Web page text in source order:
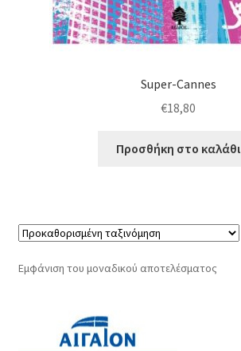
Super-Cannes
€18,80
Προσθήκη στο καλάθι
Εμφάνιση του μοναδικού αποτελέσματος